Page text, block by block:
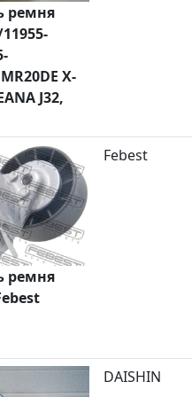
ремня
X-
J32,
ремня
Febest
DAISHIN